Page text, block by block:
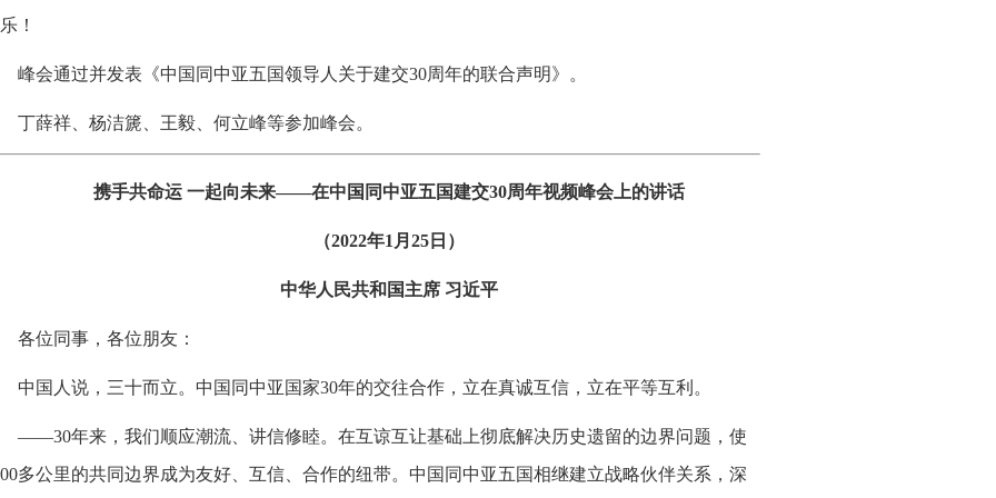
！
峰会通过并发表《中国同中亚五国领导人关于建交30周年的联合声明》。
丁薛祥、杨洁篪、王毅、何立峰等参加峰会。
携手共命运 一起向未来——在中国同中亚五国建交30周年视频峰会上的讲话
（2022年1月25日）
中华人民共和国主席 习近平
各位同事，各位朋友：
中国人说，三十而立。中国同中亚国家30年的交往合作，立在真诚互信，立在平等互利。
——30年来，我们顺应潮流、讲信修睦。在互谅互让基础上彻底解决历史遗留的边界问题，使
多公里的共同边界成为友好、互信、合作的纽带。中国同中亚五国相继建立战略伙伴关系，深